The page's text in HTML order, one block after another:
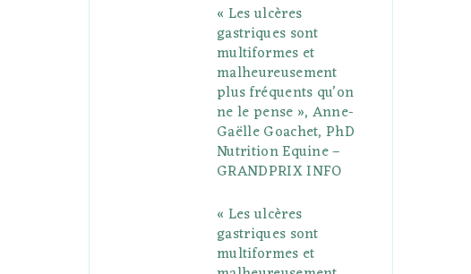
e
P
u
s
g
r
a
r
e
s
« Les ulcères
gastriques sont
multiformes et
malheureusement
plus fréquents qu’on
ne le pense », Anne-
Gaëlle Goachet, PhD
Nutrition Equine –
GRANDPRIX INFO
« Les ulcères
gastriques sont
multiformes et